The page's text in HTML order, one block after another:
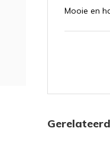
Mooie en